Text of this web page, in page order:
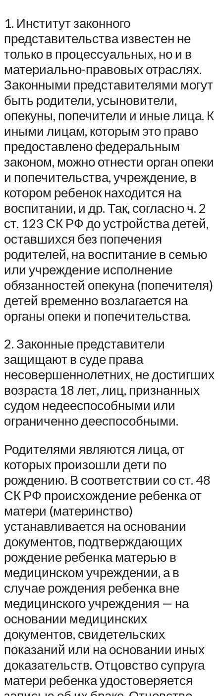
1. Институт законного
представительства известен не
только в процессуальных, но и в
материально-правовых отраслях.
Законными представителями могут
быть родители, усыновители,
опекуны, попечители и иные лица. К
иными лицам, которым это право
предоставлено федеральным
законом, можно отнести орган опеки
и попечительства, учреждение, в
котором ребенок находится на
воспитании, и др. Так, согласно ч. 2
ст. 123 СК РФ до устройства детей,
оставшихся без попечения
родителей, на воспитание в семью
или учреждение исполнение
обязанностей опекуна (попечителя)
детей временно возлагается на
органы опеки и попечительства.
2. Законные представители
защищают в суде права
несовершеннолетних, не достигших
возраста 18 лет, лиц, признанных
судом недееспособными или
ограниченно дееспособными.
Родителями являются лица, от
которых произошли дети по
рождению. В соответствии со ст. 48
СК РФ происхождение ребенка от
матери (материнство)
устанавливается на основании
документов, подтверждающих
рождение ребенка матерью в
медицинском учреждении, а в
случае рождения ребенка вне
медицинского учреждения — на
основании медицинских
документов, свидетельских
показаний или на основании иных
доказательств. Отцовство супруга
матери ребенка удостоверяется